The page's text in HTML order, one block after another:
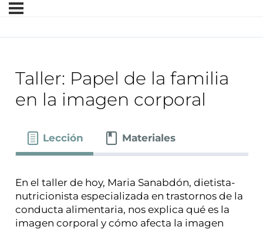
Taller: Papel de la familia
en la imagen corporal
Lección Materiales
​En el taller de hoy, Maria Sanabdón, dietista-
nutricionista especializada en trastornos de la
conducta alimentaria, nos explica qué es la
imagen corporal y cómo afecta la imagen